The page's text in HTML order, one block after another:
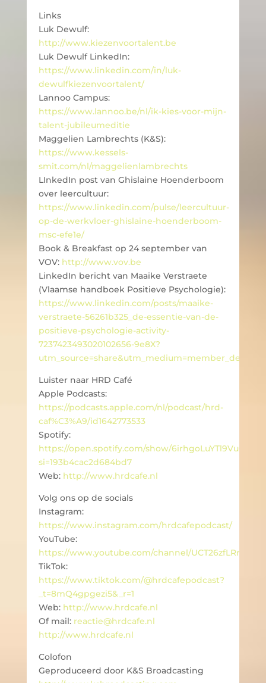
Links
Luk Dewulf:
http://www.kiezenvoortalent.be
Luk Dewulf LinkedIn:
https://www.linkedin.com/in/luk-
dewulfkiezenvoortalent/
Lannoo Campus:
https://www.lannoo.be/nl/ik-kies-voor-mijn-
talent-jubileumeditie
Maggelien Lambrechts (K&S):
https://www.kessels-
smit.com/nl/maggelienlambrechts
LInkedIn post van Ghislaine Hoenderboom
over leercultuur:
https://www.linkedin.com/pulse/leercultuur-
op-de-werkvloer-ghislaine-hoenderboom-
msc-efe1e/
Book & Breakfast op 24 september van
VOV: http://www.vov.be
LinkedIn bericht van Maaike Verstraete
(Vlaamse handboek Positieve Psychologie):
https://www.linkedin.com/posts/maaike-
verstraete-56261b325_de-essentie-van-de-
positieve-psychologie-activity-
7237423493020102656-9e8X?
utm_source=share&utm_medium=member_desktop
Luister naar HRD Café
Apple Podcasts:
https://podcasts.apple.com/nl/podcast/hrd-
caf%C3%A9/id1642773533
Spotify:
https://open.spotify.com/show/
si=193b4cac2d684bd7
Web: http://www.hrdcafe.nl
Volg ons op de socials
Instagram:
https://www.instagram.com/hrdcafepodcast/
YouTube:
https://www.youtube.com/channel/
TikTok:
https://www.tiktok.com/@hrdcafepodcast?
_t=8mQ4gpgezi5&_r=1
Web: http://www.hrdcafe.nl
Of mail: reactie@hrdcafe.nl
http://www.hrdcafe.nl
Colofon
Geproduceerd door K&S Broadcasting